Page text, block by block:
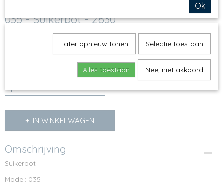
035 - Suikerpot - 2630
€ 19,95 (inclusief btw 21%)
Op voorraad
Aantal
IN WINKELWAGEN
Omschrijving
Suikerpot
Model: 035
Ok
Later opnieuw tonen Selectie toestaan
Alles toestaan Nee, niet akkoord